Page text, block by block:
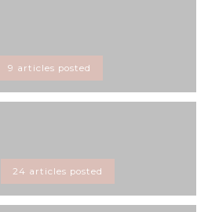
9 articles posted
24 articles posted